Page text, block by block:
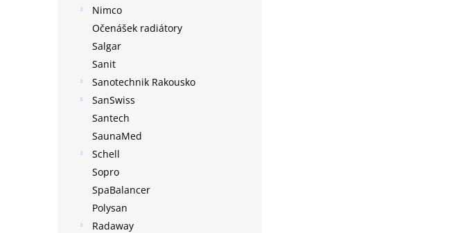
Nimco
Očenášek radiátory
Salgar
Sanit
Sanotechnik Rakousko
SanSwiss
Santech
SaunaMed
Schell
Sopro
SpaBalancer
Polysan
Radaway